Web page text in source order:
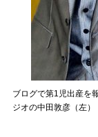
ブログで第1児出産を
ジオの中田敦彦（左